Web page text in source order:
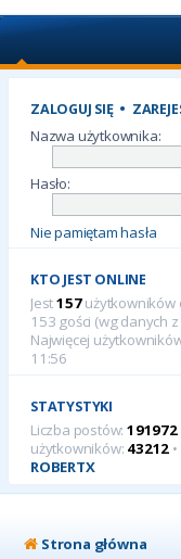
ZALOGUJ SIĘ•
Nazwa użytkownika:
Hasło:
Nie pamiętam hasła
KTO JEST ONLINE
Jest157użytkowników
153 gości (wg danych
Najwięcej
11:56
STATYSTYKI
Liczba postów: 191972
użytkowników: 43212
ROBERTX
Strona główna